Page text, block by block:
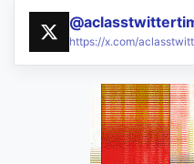
https://x.com/